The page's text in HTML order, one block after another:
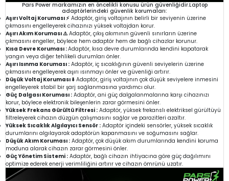
Pars Power markamızın en öncelikli konusu ürün güvenliğidir.Laptop
adaptörlerindeki güvenlik korumaları:
Aşırı Voltaj Koruması ⚡ Adaptör, giriş voltajının belirli bir seviyenin üzerine
çıkmasını engelleyerek cihazınızı yüksek voltajdan korur.
Aşırı Akım Koruması ⚠️Adaptör, çıkış akımının güvenli sınırların üzerine
çıkmasını engeller, böylece hem adaptör hem de bağlı cihazlar korunur.
Kısa Devre Koruması :Adaptör, kısa devre durumlarında kendini kapatarak
yangın veya diğer tehlikeli durumları önler.
Aşırı Isınma Koruması : Adaptör, iç sıcaklığının güvenli seviyelerin üzerine
çıkmasını engelleyerek aşırı ısınmayı önler ve güvenliği artırır.
Düşük Voltaj Koruması ⬇️ Adaptör, giriş voltajının çok düşük seviyelere inmesini
engelleyerek stabil bir şarj sağlanmasına yardımcı olur.
Güç Dalgası Koruması : Adaptör, ani güç dalgalanmalarına karşı cihazınızı
korur, böylece elektronik bileşenlerin zarar görmesini önler.
Yüksek Frekans Gürültü Filtresi : Adaptör, yüksek frekanslı elektriksel gürültüyü
filtreleyerek cihazın düzgün çalışmasını sağlar ve parazitleri azaltır.
Yüksek Sıcaklık Algılayıcı Sensör : Adaptör içindeki sensörler, yüksek sıcaklık
durumlarını algılayarak adaptörün kapanmasını ve soğumasını sağlar.
Düşük Akım Koruması : Adaptör, çok düşük akım durumlarında kendini koruma
moduna alarak cihazın zarar görmesini önler.
Güç Yönetim Sistemi : Adaptör, bağlı cihazın ihtiyacına göre güç dağılımını
optimize ederek enerji verimliliğini artırır ve cihazın ömrünü uzatır.